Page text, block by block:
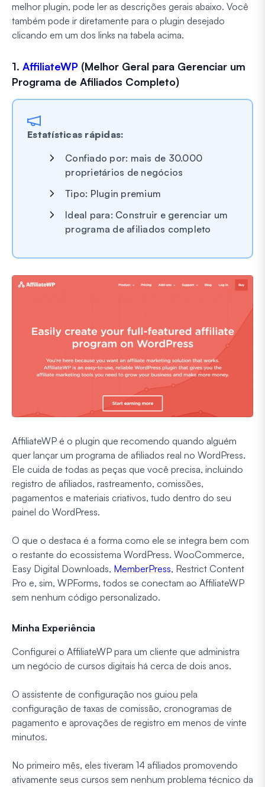
melhor plugin, pode ler as descrições gerais abaixo. Você
também pode ir diretamente para o plugin desejado
clicando em um dos links na tabela acima.
1. AffiliateWP (Melhor Geral para Gerenciar um
Programa de Afiliados Completo)
Estatísticas rápidas:
Confiado por: mais de 30.000
proprietários de negócios
Tipo: Plugin premium
Ideal para: Construir e gerenciar um
programa de afiliados completo
AffiliateWP é o plugin que recomendo quando alguém
quer lançar um programa de afiliados real no WordPress.
Ele cuida de todas as peças que você precisa, incluindo
registro de afiliados, rastreamento, comissões,
pagamentos e materiais criativos, tudo dentro do seu
painel do WordPress.
O que o destaca é a forma como ele se integra bem com
o restante do ecossistema WordPress. WooCommerce,
Easy Digital Downloads, MemberPress, Restrict Content
Pro e, sim, WPForms, todos se conectam ao AffiliateWP
sem nenhum código personalizado.
Minha Experiência
Configurei o AffiliateWP para um cliente que administra
um negócio de cursos digitais há cerca de dois anos.
O assistente de configuração nos guiou pela
configuração de taxas de comissão, cronogramas de
pagamento e aprovações de registro em menos de vinte
minutos.
No primeiro mês, eles tiveram 14 afiliados promovendo
ativamente seus cursos sem nenhum problema técnico da